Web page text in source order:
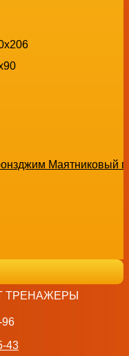
Маятниковый
GYM
ТРЕНАЖЕРЫ
96
43